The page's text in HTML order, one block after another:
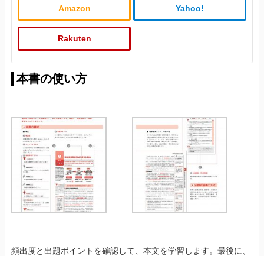
Amazon Yahoo!
Rakuten
本書の使い方
頻出度と出題ポイントを確認して、本文を学習します。最後に、